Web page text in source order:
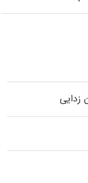
زدایی